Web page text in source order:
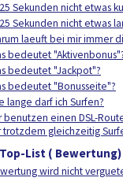
Sekunden nicht etwas
Sekunden nicht etwas
laeuft bei mir immer
bedeutet
bedeutet "Jackpot"?
bedeutet "Bonusseite"?
lange darf ich Surfen?
benutzen einen DSL-
trotzdem gleichzeitig
List ( Bewertung)
wird nicht